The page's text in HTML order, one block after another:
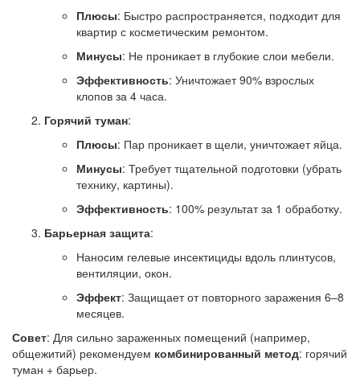
Плюсы: Быстро распространяется, подходит для
квартир с косметическим ремонтом.
Минусы: Не проникает в глубокие слои мебели.
Эффективность: Уничтожает 90% взрослых
клопов за 4 часа.
Горячий туман:
Плюсы: Пар проникает в щели, уничтожает яйца.
Минусы: Требует тщательной подготовки (убрать
технику, картины).
Эффективность: 100% результат за 1 обработку.
Барьерная защита:
Наносим гелевые инсектициды вдоль плинтусов,
вентиляции, окон.
Эффект: Защищает от повторного заражения 6–8
месяцев.
Совет: Для сильно зараженных помещений (например,
общежитий) рекомендуем комбинированный метод: горячий
туман + барьер.